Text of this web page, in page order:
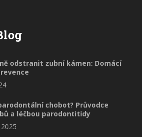
odstranit zubní kámen: Domácí
chobot? Průvodce
a léčbou parodontitidy